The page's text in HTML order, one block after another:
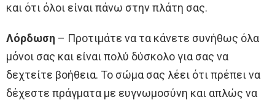
και ότι όλοι είναι πάνω στην πλάτη σας.
Λόρδωση – Προτιμάτε να τα κάνετε συνήθως όλα
μόνοι σας και είναι πολύ δύσκολο για σας να
δεχτείτε βοήθεια. Το σώμα σας λέει ότι πρέπει να
δέχεστε πράγματα με ευγνωμοσύνη και απλώς να